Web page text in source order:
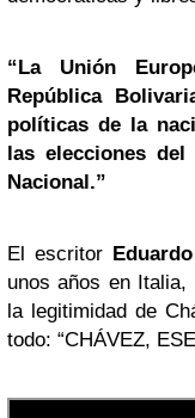
“La Unión
República
políticas de la
las elecciones
Nacional.”
El escritor
unos años en
la legitimidad de
todo: “CHÁVEZ,